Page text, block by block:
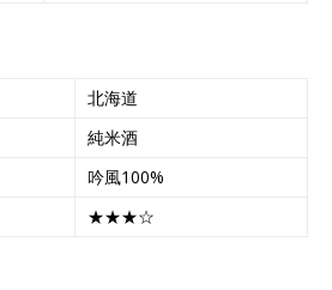
北海道
純米酒
吟風100%
★★★☆